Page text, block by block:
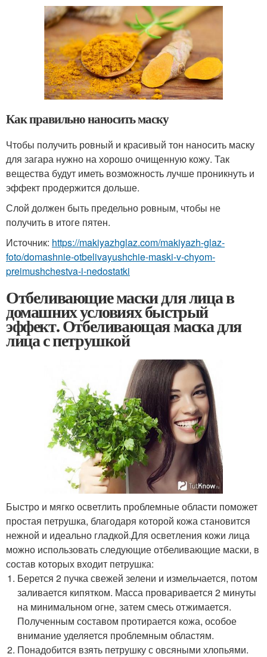
Как правильно наносить маску
Чтобы получить ровный и красивый тон наносить маску
для загара нужно на хорошо очищенную кожу. Так
вещества будут иметь возможность лучше проникнуть и
эффект продержится дольше.
Слой должен быть предельно ровным, чтобы не
получить в итоге пятен.
Источник: https://makiyazhglaz.com/makiyazh-glaz-
foto/domashnie-otbelivayushchie-maski-v-chyom-
preimushchestva-i-nedostatki
Отбеливающие маски для лица в
домашних условиях быстрый
эффект. Отбеливающая маска для
лица с петрушкой
Быстро и мягко осветлить проблемные области поможет
простая петрушка, благодаря которой кожа становится
нежной и идеально гладкой.Для осветления кожи лица
можно использовать следующие отбеливающие маски, в
состав которых входит петрушка:
Берется 2 пучка свежей зелени и измельчается, потом
заливается кипятком. Масса проваривается 2 минуты
на минимальном огне, затем смесь отжимается.
Полученным составом протирается кожа, особое
внимание уделяется проблемным областям.
Понадобится взять петрушку с овсяными хлопьями.